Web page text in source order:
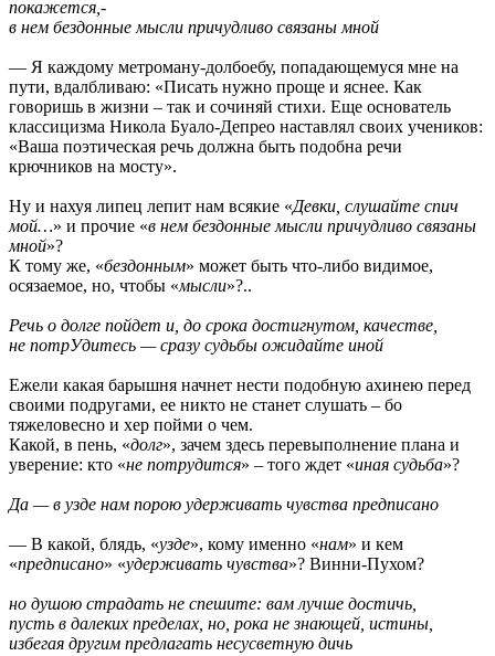
покажется,-
в нем бездонные мысли причудливо связаны мной
— Я каждому метроману-долбоебу, попадающемуся мне на
пути, вдалбливаю: «Писать нужно проще и яснее. Как
говоришь в жизни – так и сочиняй стихи. Еще основатель
классицизма Никола Буало-Депрео наставлял своих учеников:
«Ваша поэтическая речь должна быть подобна речи
крючников на мосту».
Ну и нахуя липец лепит нам всякие «Девки, слушайте спич
мой…» и прочие «в нем бездонные мысли причудливо связаны
мной»?
К тому же, «бездонным» может быть что-либо видимое,
осязаемое, но, чтобы «мысли»?..
Речь о долге пойдет и, до срока достигнутом, качестве,
не потрУдитесь — сразу судьбы ожидайте иной
Ежели какая барышня начнет нести подобную ахинею перед
своими подругами, ее никто не станет слушать – бо
тяжеловесно и хер пойми о чем.
Какой, в пень, «долг», зачем здесь перевыполнение плана и
уверение: кто «не потрудится» – того ждет «иная судьба»?
Да — в узде нам порою удерживать чувства предписано
— В какой, блядь, «узде», кому именно «нам» и кем
«предписано» «удерживать чувства»? Винни-Пухом?
но душою страдать не спешите: вам лучше достичь,
пусть в далеких пределах, но, рока не знающей, истины,
избегая другим предлагать несусветную дичь